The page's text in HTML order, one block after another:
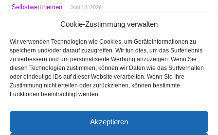
Cookie-Zustimmung verwalten
Wir verwenden Technologien wie Cookies, um Geräteinformationen zu
speichern und/oder darauf zuzugreifen. Wir tun dies, um das Surferlebnis
zu verbessern und um personalisierte Werbung anzuzeigen. Wenn Sie
diesen Technologien zustimmen, können wir Daten wie das Surfverhalten
oder eindeutige IDs auf dieser Website verarbeiten. Wenn Sie Ihre
Zustimmung nicht erteilen oder zurückziehen, können bestimmte
Funktionen beeinträchtigt werden.
Akzeptieren
Selbstwertthemen
Juni 18, 2026
Sommersonnenwende im Juni
Jupiter im Löwen bringt Glück, Mut
und strahlende Chancen
Juni 1, 2026
Schütze-Vollmond 31.05: Veränderung beginnt jetzt Mai 31, 2026
Neumond in Stier 16.05.: Materie meistern Mai 12, 2026
Vollmond in Skorpion 01.05.: Macht vs. Ohnmacht April 30, 2026